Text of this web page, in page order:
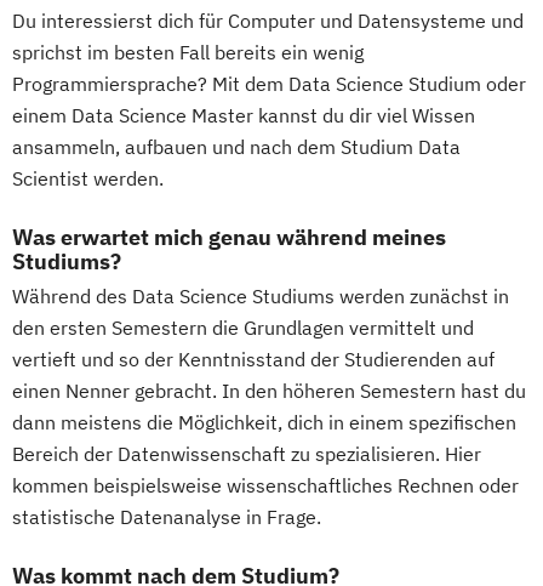
Du interessierst dich für Computer und Datensysteme und
sprichst im besten Fall bereits ein wenig
Programmiersprache? Mit dem Data Science Studium oder
einem Data Science Master kannst du dir viel Wissen
ansammeln, aufbauen und nach dem Studium Data
Scientist werden.
Was erwartet mich genau während meines
Studiums?
Während des Data Science Studiums werden zunächst in
den ersten Semestern die Grundlagen vermittelt und
vertieft und so der Kenntnisstand der Studierenden auf
einen Nenner gebracht. In den höheren Semestern hast du
dann meistens die Möglichkeit, dich in einem spezifischen
Bereich der Datenwissenschaft zu spezialisieren. Hier
kommen beispielsweise wissenschaftliches Rechnen oder
statistische Datenanalyse in Frage.
Was kommt nach dem Studium?